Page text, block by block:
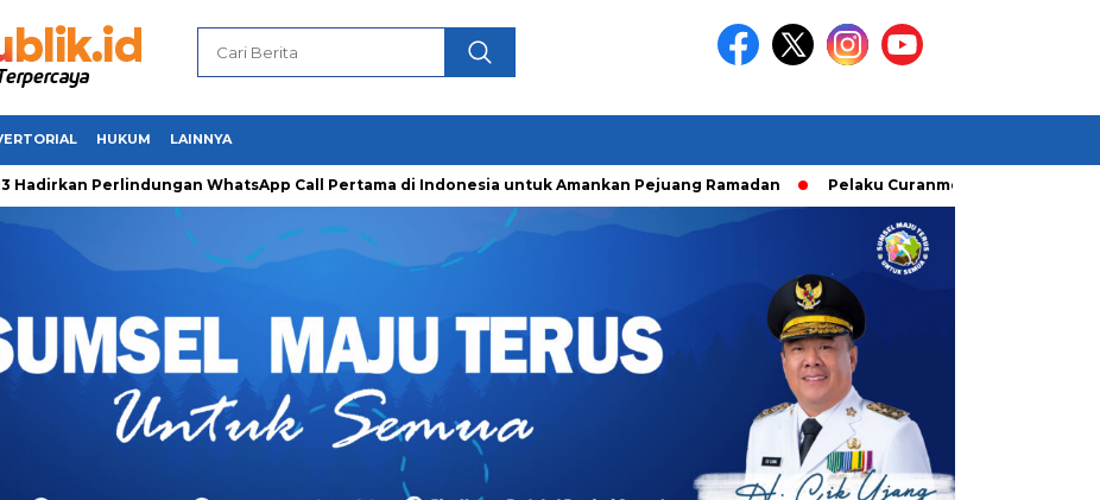
HUKUM LAINNYA
Perlindungan WhatsApp Call Pertama di Indonesia untuk Amankan Pejuang Ramadan Pelaku Curanmor diringkusi Unit Ranmor